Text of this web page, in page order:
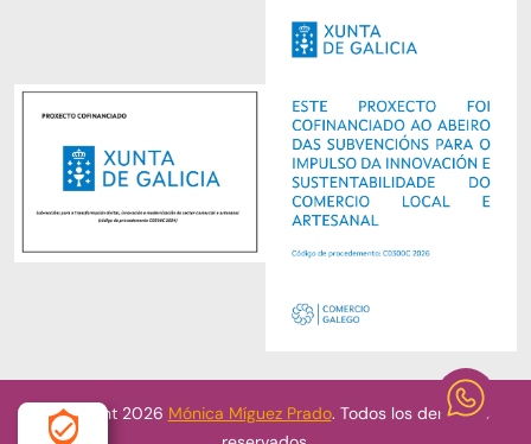
Copyright 2026 Mónica Míguez Prado. Todos los derechos